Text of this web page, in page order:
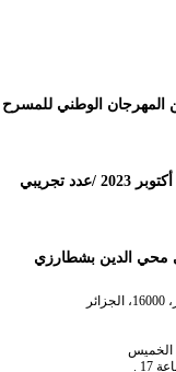
تجريبي
محي الدين بشطارزي
الخميس